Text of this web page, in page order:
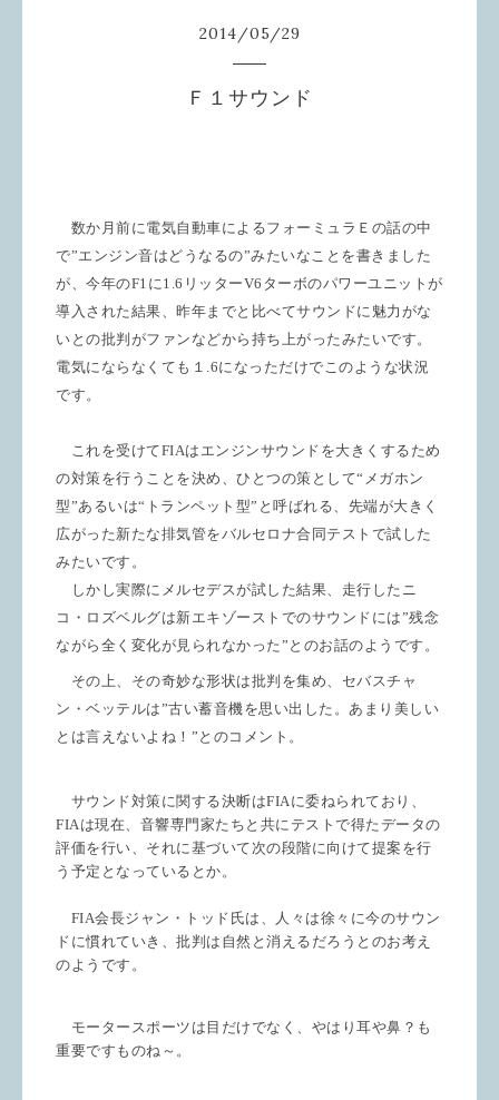
2014/05/29
Ｆ１サウンド
数か月前に電気自動車によるフォーミュラＥの話の中
で”エンジン音はどうなるの”みたいなことを書きました
が、 今年のF1 に 1.6 リッターV6 ターボのパワーユニットが
導入された結果、昨年までと比べてサウンドに魅力がな
いとの批判がファンなどから持ち上がったみたいです。
電気にならなくても１.6になっただけでこのような状況
です。
これを受けてFIAはエンジンサウンドを大きくするため
の対策を行うことを決め、ひとつの策として“ メガホン
型”あるいは“ トランペット型” と呼ばれる、先端が大きく
広がった新たな排気管をバルセロナ合同テストで試した
みたいです。
しかし実際にメルセデスが試した結果、走行したニ
コ・ロズベルグは新エキゾーストでのサウンドには”残念
ながら全く変化が見られなかった”とのお話のようです。
その上、その奇妙な形状は批判を集め、セバスチャ
ン・ベッテルは”古い蓄音機を思い出した。あまり美しい
とは言えないよね！”とのコメント。
サウンド対策に関する決断はFIA に委ねられており、
FIA は現在、音響専門家たちと共にテストで得たデータの
評価を行い、それに基づいて次の段階に向けて提案を行
う予定となっているとか。
FIA会長ジャン・トッド氏は、人々は徐々に今のサウン
ドに慣れていき、批判は自然と消えるだろうとのお考え
のようです。
モータースポーツは目だけでなく、やはり耳や鼻？も
重要ですものね～。